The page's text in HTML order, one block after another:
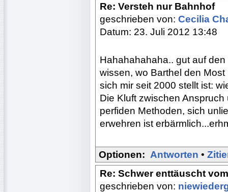
Re: Versteh nur Bahnhof
geschrieben von: Cecilia
Datum: 23. Juli 2012 13:48
Hahahahahaha.. gut auf
wissen, wo Barthel den
sich mir seit 2000 stellt ist:
Die Kluft zwischen
perfiden Methoden, sich
erwehren ist
Optionen: Antworten •
Re: Schwer enttäuscht
geschrieben von: